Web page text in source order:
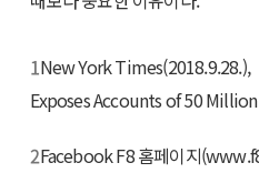
1New York
Exposes Accounts of 50 Million
2Facebook F8 홈페이지